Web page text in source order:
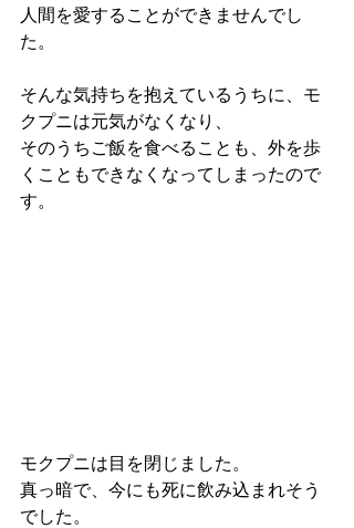
人間を愛することができませんでし
た。
そんな気持ちを抱えているうちに、モ
クプニは元気がなくなり、
そのうちご飯を食べることも、外を歩
くこともできなくなってしまったので
す。
モクプニは目を閉じました。
真っ暗で、今にも死に飲み込まれそう
でした。